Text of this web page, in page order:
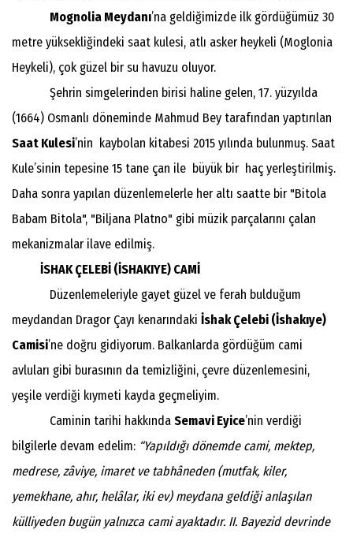
Mognolia Meydanı’na geldiğimizde ilk gördüğümüz 30
metre yüksekliğindeki saat kulesi, atlı asker heykeli (Moglonia
Heykeli), çok güzel bir su havuzu oluyor.
Şehrin simgelerinden birisi haline gelen, 17. yüzyılda
(1664) Osmanlı döneminde Mahmud Bey tarafından yaptırılan
Saat Kulesi’nin kaybolan kitabesi 2015 yılında bulunmuş. Saat
Kule’sinin tepesine 15 tane çan ile büyük bir haç yerleştirilmiş.
Daha sonra yapılan düzenlemelerle her altı saatte bir "Bitola
Babam Bitola", "Biljana Platno" gibi müzik parçalarını çalan
mekanizmalar ilave edilmiş.
İSHAK ÇELEBİ (İSHAKIYE) CAMİ
Düzenlemeleriyle gayet güzel ve ferah bulduğum
meydandan Dragor Çayı kenarındaki İshak Çelebi (İshakıye)
Camisi’ne doğru gidiyorum. Balkanlarda gördüğüm cami
avluları gibi burasının da temizliğini, çevre düzenlemesini,
yeşile verdiği kıymeti kayda geçmeliyim.
Caminin tarihi hakkında Semavi Eyice’nin verdiği
bilgilerle devam edelim: “Yapıldığı dönemde cami, mektep,
medrese, zâviye, imaret ve tabhâneden (mutfak, kiler,
yemekhane, ahır, helâlar, iki ev) meydana geldiği anlaşılan
külliyeden bugün yalnızca cami ayaktadır. II. Bayezid devrinde